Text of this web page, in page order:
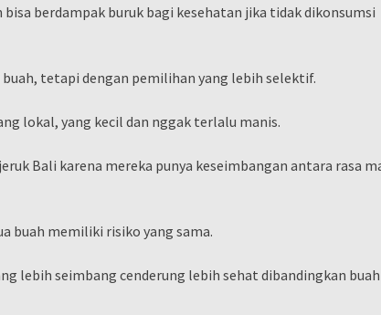
berdampak buruk bagi kesehatan jika tidak dikonsumsi
tetapi dengan pemilihan yang lebih selektif.
lokal, yang kecil dan nggak terlalu manis.
Bali karena mereka punya keseimbangan antara rasa
buah memiliki risiko yang sama.
lebih seimbang cenderung lebih sehat dibandingkan